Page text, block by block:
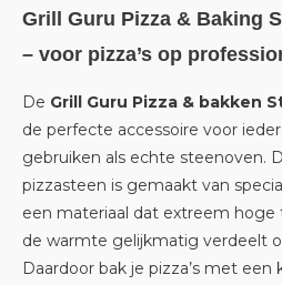
Grill Guru Pizza & Baking
– voor pizza’s op
De Grill Guru Pizza & bakken
de perfecte accessoire voor
gebruiken als echte steenoven.
pizzasteen is gemaakt van
een materiaal dat extreem hoge
de warmte gelijkmatig verdeelt
Daardoor bak je pizza’s met